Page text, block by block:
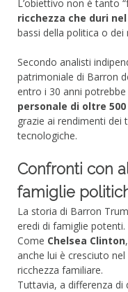
L’obiettivo non è tanto
ricchezza che duri
bassi della politica o
Secondo analisti
patrimoniale di Barron
entro i 30 anni potrebbe
personale di oltre
grazie ai rendimenti dei
tecnologiche.
Confronti con
famiglie
La storia di Barron
eredi di famiglie potenti.
Come Chelsea Clinton,
anche lui è cresciuto
ricchezza familiare.
Tuttavia, a differenza